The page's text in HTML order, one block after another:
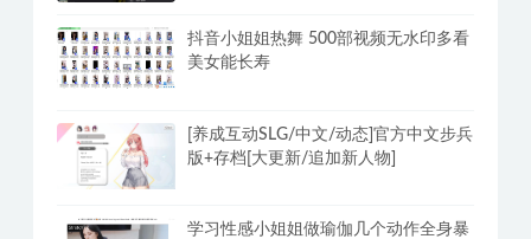
抖音小姐姐热舞 500部视频无水印多看
美女能长寿
[养成互动SLG/中文/动态]官方中文步兵
版+存档[大更新/追加新人物]
学习性感小姐姐做瑜伽几个动作全身暴